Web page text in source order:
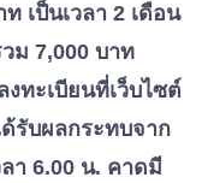
เป็นเวลา 2 เดือน
ม 7,000 บาท
ทะเบียนที่เว็บไซต์
ด้รับผลกระทบจาก
า 6.00 น. คาดมี